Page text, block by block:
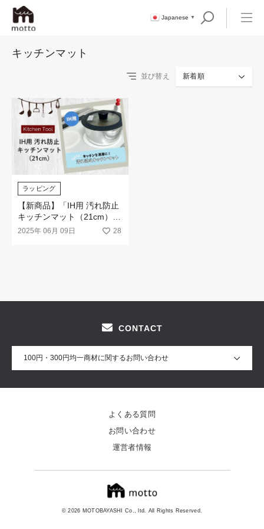
Japanese ▼
キッチンマット
並び替え 新着順
ラッピング
【新商品】「IH用 汚れ防止
キッチンマット（21cm）」
が新発売！
2025年 06月 09日 28
CONTACT
100円・300円均一商材に関するお問い合わせ
© 2026 MOTOBAYASHI Co., ltd. All Rights Reserved.
よくある質問
お問い合わせ
運営者情報